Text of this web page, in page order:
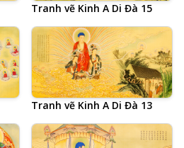
Tranh vẽ Kinh A Di Đà 15
Tranh vẽ Kinh A Di Đà 13